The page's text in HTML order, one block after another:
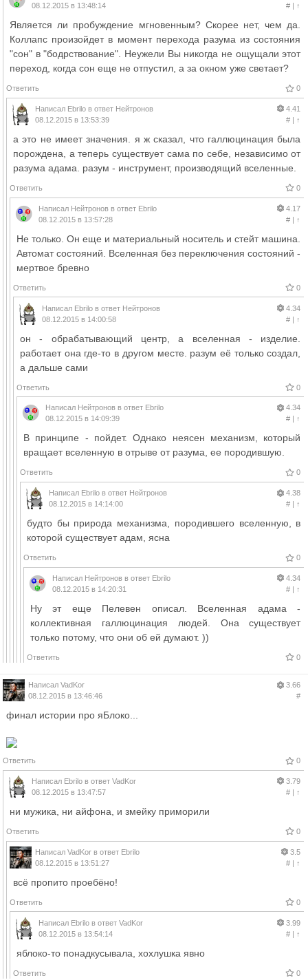
08.12.2015 в 13:48:14 #| ↑
Является ли пробуждение мгновенным? Скорее нет, чем да.
Коллапс произойдет в момент перехода разума из состояния
"сон" в "бодрствование". Неужели Вы никогда не ощущали этот
переход, когда сон еще не отпустил, а за окном уже светает?
Ответить 0
Написал Ebrilo в ответ Нейтронов
08.12.2015 в 13:53:39
4.41
#| ↑
а это не имеет значения. я ж сказал, что галлюцинация была
порождена, а теперь существует сама по себе, независимо от
разума адама. разум - инструмент, производящий вселенные.
Ответить 0
Написал Нейтронов в ответ Ebrilo
08.12.2015 в 13:57:28
4.17
#| ↑
Не только. Он еще и материальный носитель и стейт машина.
Автомат состояний. Вселенная без переключения состояний -
мертвое бревно
Ответить 0
Написал Ebrilo в ответ Нейтронов
08.12.2015 в 14:00:58
4.34
#| ↑
он - обрабатывающий центр, а вселенная - изделие.
работает она где-то в другом месте. разум её только создал,
а дальше сами
Ответить 0
Написал Нейтронов в ответ Ebrilo
08.12.2015 в 14:09:39
4.34
#| ↑
В принципе - пойдет. Однако неясен механизм, который
вращает вселенную в отрыве от разума, ее породившую.
Ответить 0
Написал Ebrilo в ответ Нейтронов
08.12.2015 в 14:14:00
4.38
#| ↑
будто бы природа механизма, породившего вселенную, в
которой существует адам, ясна
Ответить 0
Написал Нейтронов в ответ Ebrilo
08.12.2015 в 14:20:31
4.34
#| ↑
Ну эт еще Пелевен описал. Вселенная адама -
коллективная галлюцинация людей. Она существует
только потому, что они об ей думают. ))
Ответить 0
Написал VadKor
08.12.2015 в 13:46:46
3.66
#
финал истории про яБлоко...
Ответить 0
Написал Ebrilo в ответ VadKor
08.12.2015 в 13:47:57
3.79
#| ↑
ни мужика, ни айфона, и змейку приморили
Ответить 0
Написал VadKor в ответ Ebrilo
08.12.2015 в 13:51:27
3.5
#| ↑
всё пропито проебёно!
Ответить 0
Написал Ebrilo в ответ VadKor
08.12.2015 в 13:54:14
3.99
#| ↑
яблоко-то понадкусывала, хохлушка явно
Ответить 0